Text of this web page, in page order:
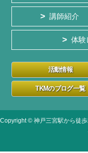
講師紹介
体験
活動情報
TKMのブログ一覧
Copyright © 神戸三宮駅から徒